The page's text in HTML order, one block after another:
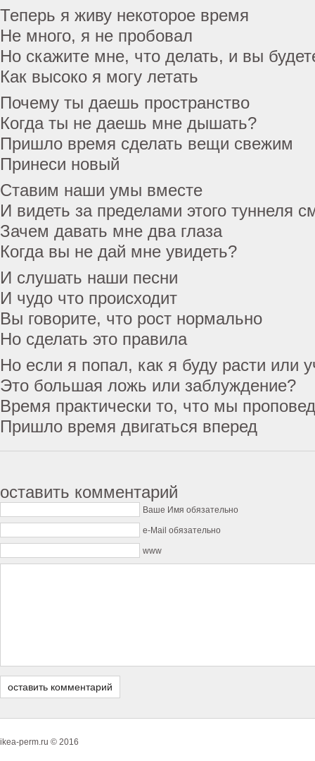
Теперь я живу некоторое время
Не много, я не пробовал
Но скажите мне, что делать, и вы
Как высоко я могу летать
Почему ты даешь пространство
Когда ты не даешь мне дышать?
Пришло время сделать вещи свежим
Принеси новый
Ставим наши умы вместе
И видеть за пределами этого туннеля
Зачем давать мне два глаза
Когда вы не дай мне увидеть?
И слушать наши песни
И чудо что происходит
Вы говорите, что рост нормально
Но сделать это правила
Но если я попал, как я буду расти или
Это большая ложь или заблуждение?
Время практически то, что мы
Пришло время двигаться вперед
оставить комментарий
Ваше Имя обязательно
e-Mail обязательно
www
ikea-perm.ru © 2016